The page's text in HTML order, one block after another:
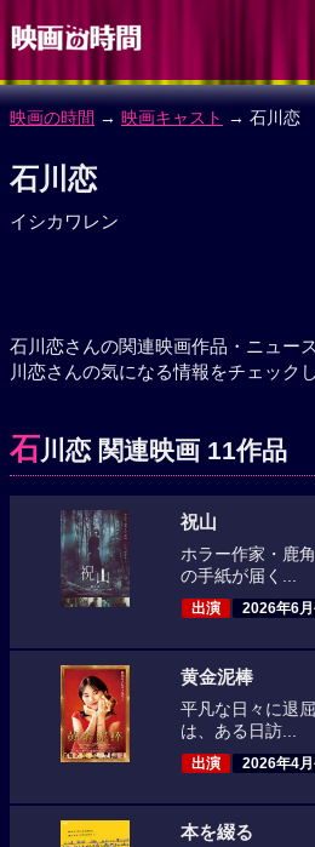
映画の時間 → 映画キャスト → 石川恋
石川恋
イシカワレン
石川恋さんの関連映画作品・ニュー
川恋さんの気になる情報をチェックし
石川恋 関連映画 11作品
祝山
ホラー作家・鹿
の手紙が届く...
出演 2026年6
黄金泥棒
平凡な日々に退
は、ある日訪...
出演 2026年4
本を綴る